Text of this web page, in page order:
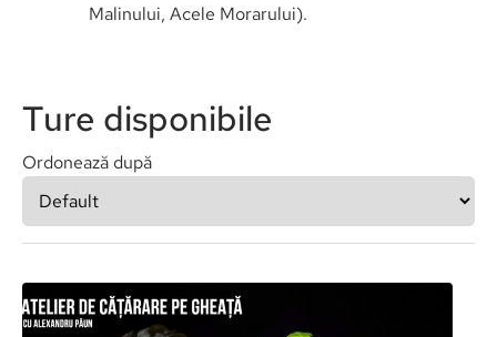
Malinului, Acele Morarului).
Ture disponibile
Ordonează după